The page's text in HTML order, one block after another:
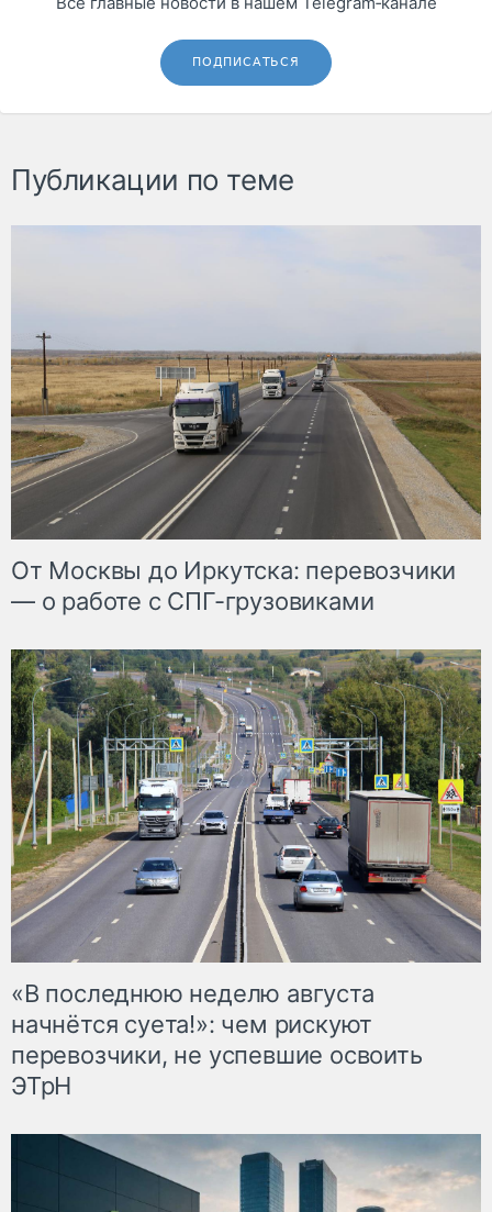
ПОДПИСАТЬСЯ
Публикации по теме
От Москвы до Иркутска: перевозчики
— о работе с СПГ-грузовиками
«В последнюю неделю августа
начнётся суета!»: чем рискуют
перевозчики, не успевшие освоить
ЭТрН